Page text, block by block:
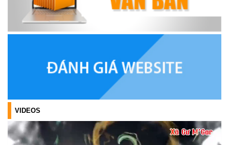
HƯỞNG ỨNG CUỘC THI TRỰC TUYẾN CỦA HỘI NÔNG DÂN XÃ
CƯ M’GAR – LAN TỎA TRI THỨC, VỮNG BƯỚC CÙNG NÔNG
DÂN VIỆT NAM!
TRIỂN KHAI, GIAO NHIỆM VỤ TÌM KIẾM, QUY TẬP VÀ XÁC ĐỊNH
(27/07/2026)
HỘI LIÊN HIỆP PHỤ NỮ XÃ THĂM, TẶNG QUÀ CÁC GIA ĐÌNH
CHÍNH SÁCH NHÂN NGÀY THƯƠNG BINH - LIỆT SĨ 27/7
VIDEOS